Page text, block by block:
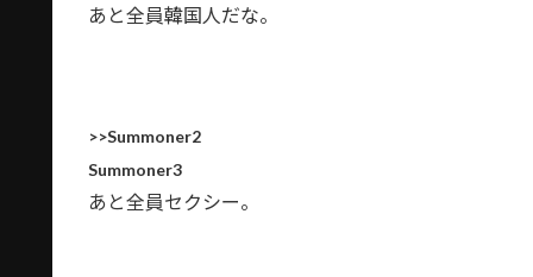
あと全員韓国人だな。
>>Summoner2
Summoner3
あと全員セクシー。